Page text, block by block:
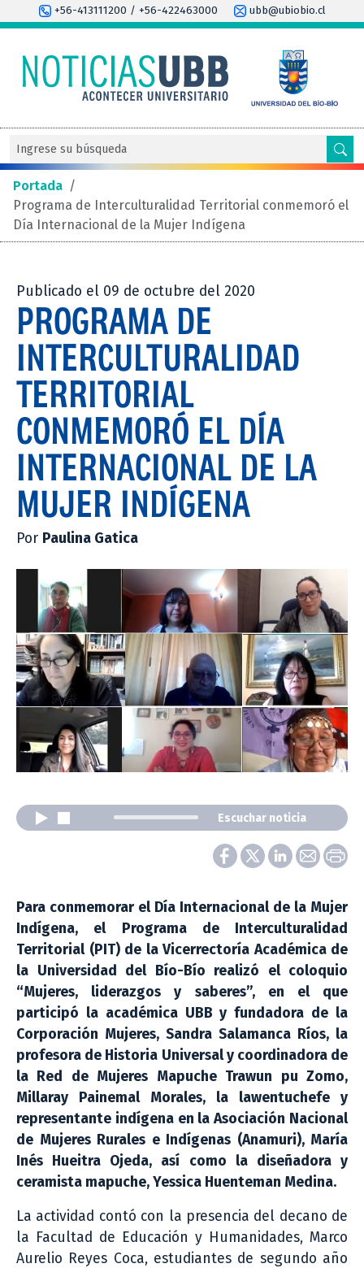
+56-413111200 / +56-422463000 ubb@ubiobio.cl
Portada /
Programa de Interculturalidad Territorial conmemoró el
Día Internacional de la Mujer Indígena
Publicado el 09 de octubre del 2020
PROGRAMA DE
INTERCULTURALIDAD
TERRITORIAL
CONMEMORÓ EL DÍA
INTERNACIONAL DE LA
MUJER INDÍGENA
Por Paulina Gatica
Escuchar noticia
Para conmemorar el Día Internacional de la Mujer
Indígena, el Programa de Interculturalidad
Territorial (PIT) de la Vicerrectoría Académica de
la Universidad del Bío-Bío realizó el coloquio
“Mujeres, liderazgos y saberes”, en el que
participó la académica UBB y fundadora de la
Corporación Mujeres, Sandra Salamanca Ríos, la
profesora de Historia Universal y coordinadora de
la Red de Mujeres Mapuche Trawun pu Zomo,
Millaray Painemal Morales, la lawentuchefe y
representante indígena en la Asociación Nacional
de Mujeres Rurales e Indígenas (Anamuri), María
Inés Hueitra Ojeda, así como la diseñadora y
ceramista mapuche, Yessica Huenteman Medina.
La actividad contó con la presencia del decano de
la Facultad de Educación y Humanidades, Marco
Aurelio Reyes Coca, estudiantes de segundo año